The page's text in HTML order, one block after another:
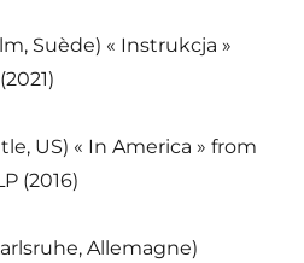
Suède) « Instrukcja »
US) « In America » from
(2016)
Allemagne)